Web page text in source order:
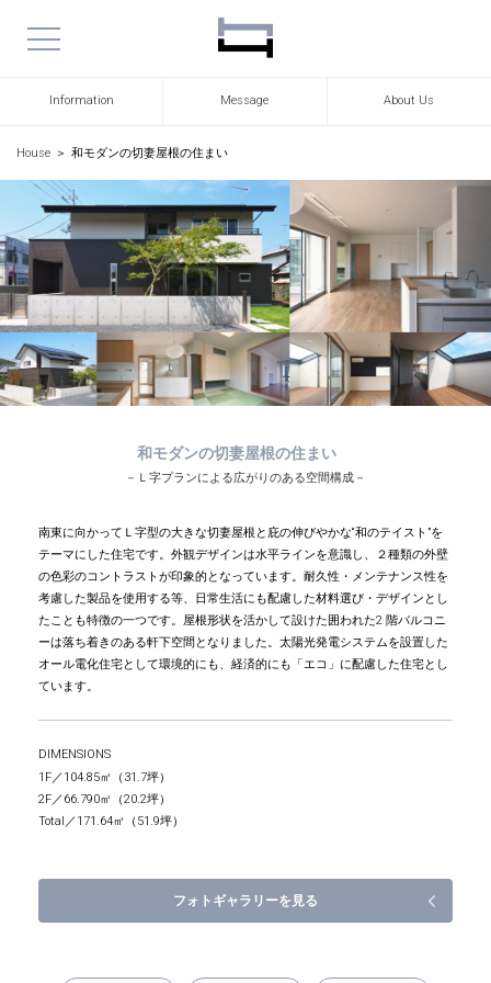
Information Message About Us
和モダンの切妻屋根の住まい
－Ｌ字プランによる広がりのある空間構成－
House ＞ 和モダンの切妻屋根の住まい
南東に向かってＬ字型の大きな切妻屋根と庇の伸びやかな“和のテイスト”を
テーマにした住宅です。外観デザインは水平ラインを意識し、２種類の外壁
の色彩のコントラストが印象的となっています。耐久性・メンテナンス性を
考慮した製品を使用する等、日常生活にも配慮した材料選び・デザインとし
たことも特徴の一つです。屋根形状を活かして設けた囲われた2 階バルコニ
ーは落ち着きのある軒下空間となりました。太陽光発電システムを設置した
オール電化住宅として環境的にも、経済的にも「エコ」に配慮した住宅とし
ています。
DIMENSIONS
1F
104.85㎡（31.7坪）
2F
66.790㎡（20.2坪）
Total
171.64㎡（51.9坪）
フォトギャラリーを見る